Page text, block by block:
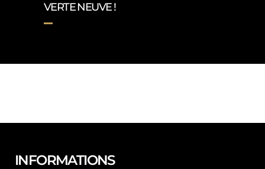
VERTE NEUVE !
INFORMATIONS